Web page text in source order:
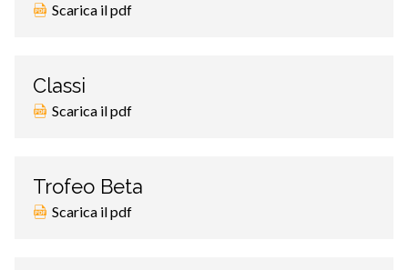
Scarica il pdf
Classi
Scarica il pdf
Trofeo Beta
Scarica il pdf